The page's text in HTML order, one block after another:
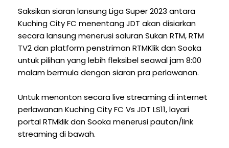
Saksikan siaran lansung Liga Super 2023 antara
Kuching City FC menentang JDT akan disiarkan
secara lansung menerusi saluran Sukan RTM, RTM
TV2 dan platform penstriman RTMKlik dan Sooka
untuk pilihan yang lebih fleksibel seawal jam 8:00
malam bermula dengan siaran pra perlawanan.
Untuk menonton secara live streaming di internet
perlawanan Kuching City FC Vs JDT LS11, layari
portal RTMklik dan Sooka menerusi pautan/link
streaming di bawah.